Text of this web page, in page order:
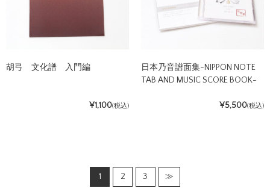
胡弓 文化譜 入門編
¥1,100(税込)
日本乃音譜面集-NIPPON NOTE
TAB AND MUSIC SCORE BOOK-
¥5,500(税込)
1 2 3 ≫